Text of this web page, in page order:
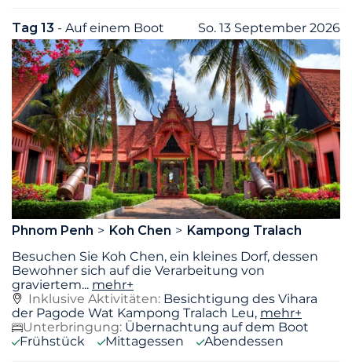
Tag 13 - Auf einem Boot So. 13 September 2026
Phnom Penh Koh Chen
Kampong Tralach
Besuchen Sie Koh Chen, ein kleines Dorf, dessen
Bewohner sich auf die Verarbeitung von
graviertem... mehr+
Inklusive Aktivitäten: Besichtigung des Vihara
der Pagode Wat Kampong Tralach Leu, mehr+
Unterbringung: Übernachtung auf dem Boot
Frühstück
Mittagessen Abendessen